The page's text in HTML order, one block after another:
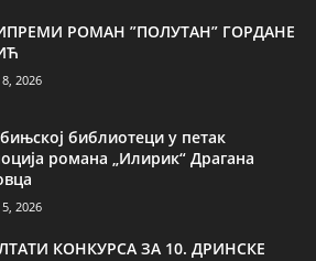
РОМАН ”ПОЛУТАН” ГОРДАНЕ
2026
библиотеци у петак
романа „Илирик“ Драгана
2026
КОНКУРСА ЗА 10. ДРИНСКЕ